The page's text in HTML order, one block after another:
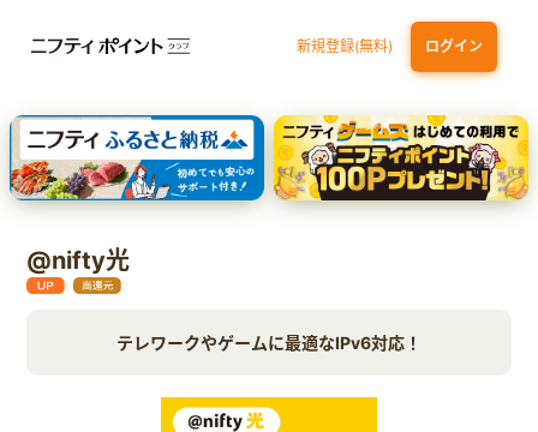
新規登録(無料) ログイン
エポスカード【最短1週間程度付与】
【親権者さまの代理申込専用】三井住友銀行Oliveお子さま用口座
三井住友カード（NL）
@nifty光
テレワークやゲームに最適なIPv6対応！